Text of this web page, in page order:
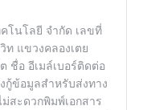
โนโลยี จำกัด เลขที่
ท แขวงคลองเตย
ชื่อ อีเมล์เบอร์ติดต่อ
ข้อมูลสำหรับส่งทาง
สะดวกพิมพ์เอกสาร